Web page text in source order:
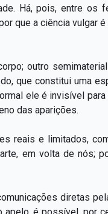
Há, pois, entre os
que a ciência vulgar
outro
que constitui uma
ele é invisível
das aparições.
reais e limitados,
em volta de nós;
diretas